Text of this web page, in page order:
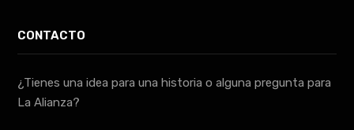
CONTACTO
¿Tienes una idea para una historia o alguna pregunta para
La Alianza?